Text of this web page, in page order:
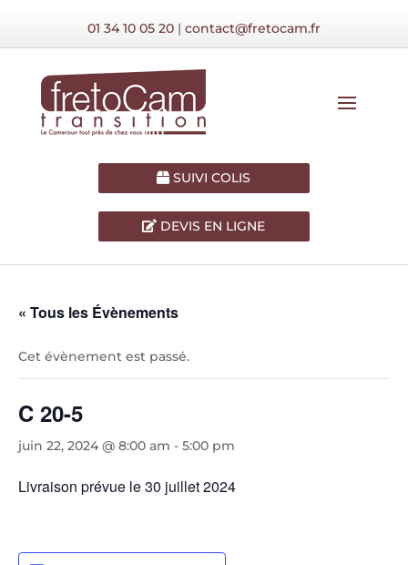
01 34 10 05 20| contact@fretocam.fr
SUIVI COLIS
DEVIS EN LIGNE
« Tous les Évènements
Cet évènement est passé.
C 20-5
juin 22, 2024 @ 8:00 am - 5:00 pm
Livraison prévue le 30 juillet 2024